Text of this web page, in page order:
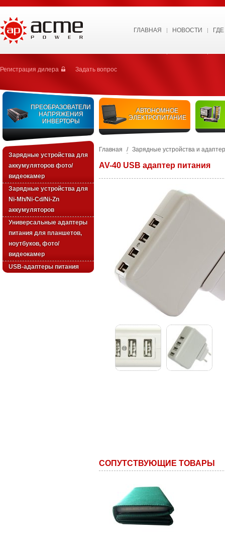
ГЛАВНАЯ НОВОСТИ
Регистрация дилера Задать вопрос
ПРЕОБРАЗОВАТЕЛИ
НАПРЯЖЕНИЯ
ИНВЕРТОРЫ
АВТОНОМНОЕ
ЭЛЕКТРОПИТАНИЕ
Зарядные устройства для
аккумуляторов фото/
видеокамер
Зарядные уcтройства для
Ni-Mh/Ni-Cd/Ni-Zn
аккумуляторов
Универсальные адаптеры
питания для планшетов,
ноутбуков, фото/
видеокамер
USB-адаптеры питания
Главная / Зарядные устройства и
AV-40 USB адаптер питания
СОПУТСТВУЮЩИЕ ТОВАРЫ